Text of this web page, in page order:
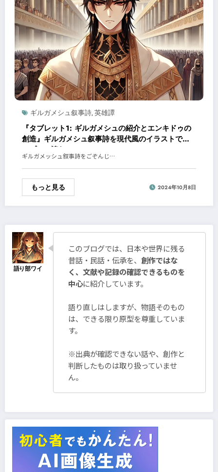
ギルガメシュ叙事詩, 英雄譚
『タブレット1: ギルガメシュの紹介とエンキドゥの
創造』ギルガメシュ叙事詩を現代風のイラストでシ
ンプルに読む！
ギルガメッシュ叙事詩をごぞんじ…
もっと見る 2024年10月8日
このブログでは、日本や世界に残る
昔話・民話・伝承を、 創作ではな
く、文献や記録の確認できるものを
中心に紹介しています。
語り直しはしますが、物語そのもの
は、できる限り原型を尊重していま
す。
※出典が確認できない話や、創作と
判断したものは取り扱っていませ
ん。